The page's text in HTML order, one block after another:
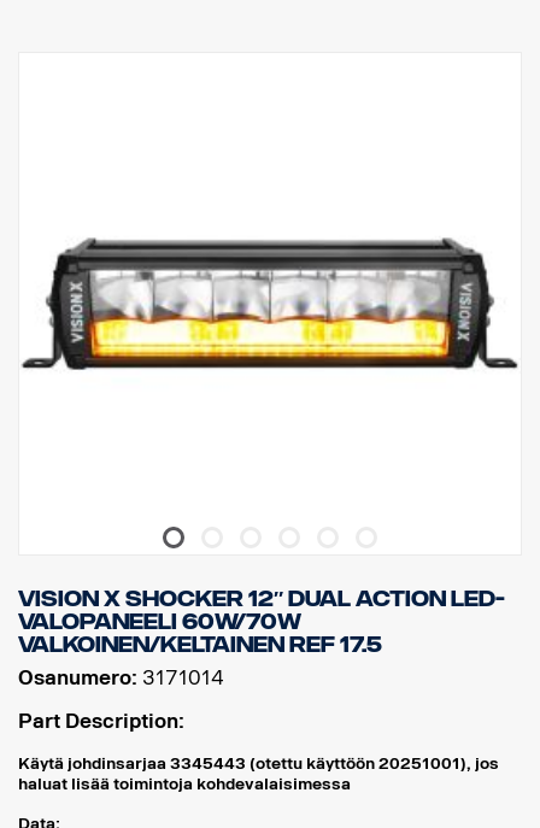
VISION X SHOCKER 12″ DUAL ACTION LED-
VALOPANEELI 60W/70W
VALKOINEN/KELTAINEN REF 17.5
Osanumero: 3171014
Part Description:
Käytä johdinsarjaa 3345443 (otettu käyttöön 20251001), jos
haluat lisää toimintoja kohdevalaisimessa
Data: